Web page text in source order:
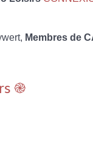
Membres de
֎